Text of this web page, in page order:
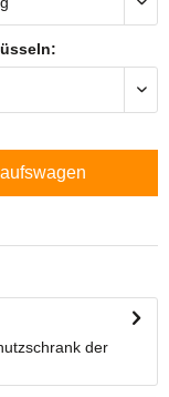
der